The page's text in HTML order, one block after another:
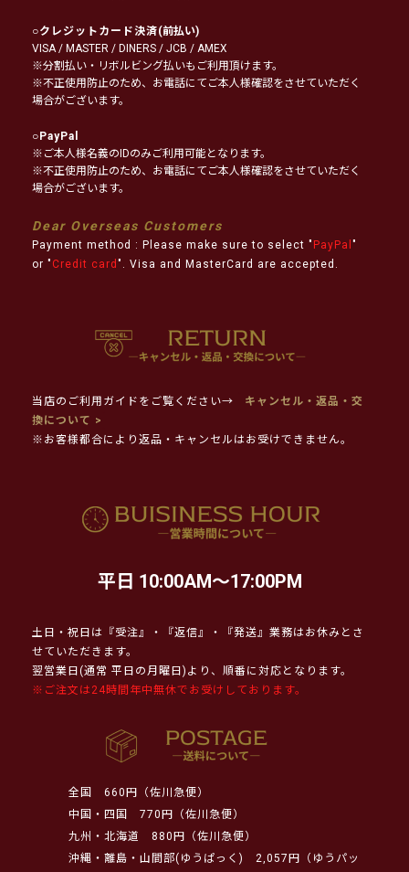
○クレジットカード決済(前払い)
VISA / MASTER / DINERS / JCB / AMEX
※分割払い・リボルビング払いもご利用頂けます。
※不正使用防止のため、お電話にてご本人様確認をさせていただく
場合がございます。
○PayPal
※ご本人様名義のIDのみご利用可能となります。
※不正使用防止のため、お電話にてご本人様確認をさせていただく
場合がございます。
Dear Overseas Customers
Payment method : Please make sure to select " PayPal "
or " Credit card ". Visa and MasterCard are accepted.
当店のご利用ガイドをご覧ください→
キャンセル・返品・交
換について >
※お客様都合により返品・キャンセルはお受けできません。
平日 10:00AM～17:00PM
土日・祝日は『受注』・『返信』・『発送』業務はお休みとさ
せていただきます。
翌営業日(通常 平日の月曜日)より、順番に対応となります。
※ご注文は24時間年中無休でお受けしております。
全国
660円（佐川急便）
中国・四国
770円（佐川急便）
九州・北海道
880円（佐川急便）
沖縄・離島・山間部(ゆうぱっく)
2,057円（ゆうパッ